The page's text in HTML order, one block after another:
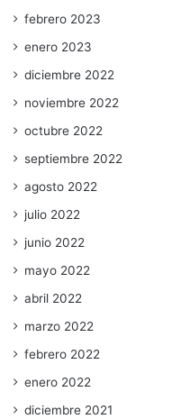
febrero 2023
enero 2023
diciembre 2022
noviembre 2022
octubre 2022
septiembre 2022
agosto 2022
julio 2022
junio 2022
mayo 2022
abril 2022
marzo 2022
febrero 2022
enero 2022
diciembre 2021